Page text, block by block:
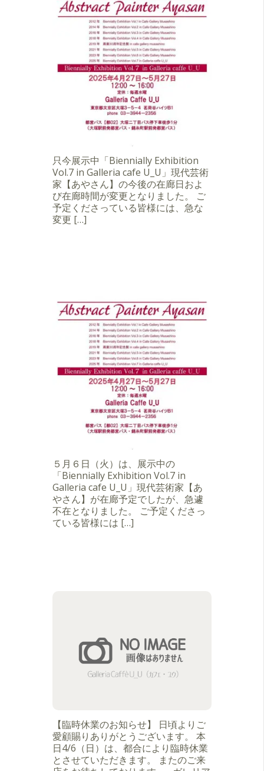
只今展示中「Biennially Exhibition
Vol.7 in Galleria cafe U_U」現代芸術
家【あやさん】の今後の在廊日およ
び在廊時間が変更となりました。 ご
予定くださっている皆様には、急な
変更 […]
５月６日（火）は、展示中の
「Biennially Exhibition Vol.7 in
Galleria cafe U_U」現代芸術家【あ
やさん】が在廊予定でしたが、急遽
不在となりました。 ご予定くださっ
ている皆様には […]
【臨時休業のお知らせ】 日頃よりご
愛顧賜りありがとうございます。 本
日4/6（日）は、都合により臨時休業
とさせていただきます。 またのご来